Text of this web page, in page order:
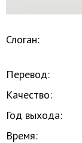
Слоган:
Перевод:
Качество:
Год выхода:
Время: